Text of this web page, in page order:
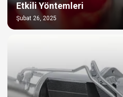
Etkili Yöntemleri
Şubat 26, 2025